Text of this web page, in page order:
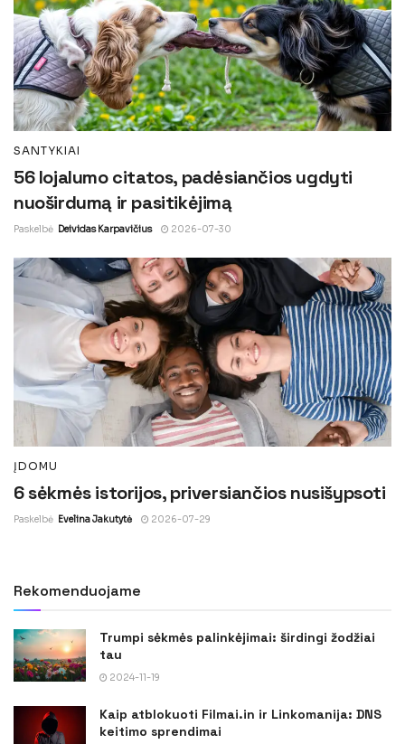
SANTYKIAI
56 lojalumo citatos, padėsiančios ugdyti
nuoširdumą ir pasitikėjimą
Paskelbė Deividas Karpavičius 2026-07-30
ĮDOMU
6 sėkmės istorijos, priversiančios nusišypsoti
Paskelbė Evelina Jakutytė 2026-07-29
Rekomenduojame
Trumpi sėkmės palinkėjimai: širdingi žodžiai
tau
2024-11-19
Kaip atblokuoti Filmai.in ir Linkomanija: DNS
keitimo sprendimai